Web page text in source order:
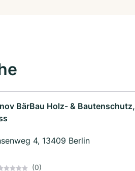
BärBau Holz- & Bautenschutz,
4, 13409 Berlin
(0)